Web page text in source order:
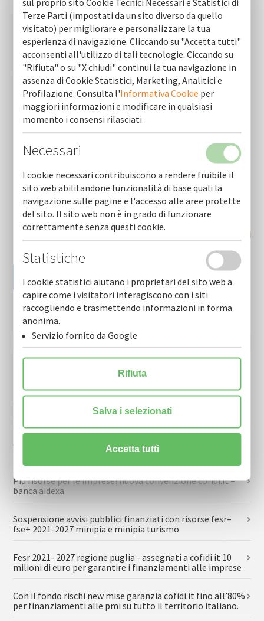
https://www.regione.puglia.it/web/press-regione/-/csr-
puglia-2023-2027-nuovi-investimenti-per-le-filiere-
agroalimentari-al-via-filiere-di-puglia-il-bando-da-40-
milioni-per-trasformazione-e-valorizzazione-delle-
produzioni-pugliesi?redirect=%2F
Prodotti (ultime 10)
cofidi.it supporta le imprese
Più risorse per le imprese! nuova convenzione cofidi.it –
banca aidexa
Sospensione avvisi pubblici finanziati con risorse fesr–
fse+ 2021-2027 minipia e minipia turismo
Fesr 2021- 2027 regione puglia - assegnati a cofidi.it 10
milioni di euro per garantire i finanziamenti alle imprese
Con il fondo rischi new mise garanzia cofidi.it fino all’80%
per finanziamenti alle pmi su tutto il territorio italiano.
sul proprio sito Cookie Tecnici Necessari e Statistici di
Terze Parti (impostati da un sito diverso da quello
visitato) per migliorare e personalizzare la tua
esperienza di navigazione. Cliccando su "Accetta tutti"
acconsenti all'utilizzo di tali tecnologie. Ciccando su
"Rifiuta" o su "X chiudi" continui la tua navigazione in
assenza di Cookie Statistici, Marketing, Analitici e
Profilazione. Consulta l'Informativa Cookie per
maggiori informazioni e modificare in qualsiasi
momento i consensi rilasciati.
Necessari
I cookie necessari contribuiscono a rendere fruibile il
sito web abilitandone funzionalità di base quali la
navigazione sulle pagine e l'accesso alle aree protette
del sito. Il sito web non è in grado di funzionare
correttamente senza questi cookie.
Statistiche
I cookie statistici aiutano i proprietari del sito web a
capire come i visitatori interagiscono con i siti
raccogliendo e trasmettendo informazioni in forma
anonima.
Servizio fornito da Google
Rifiuta
Salva i selezionati
Accetta tutti